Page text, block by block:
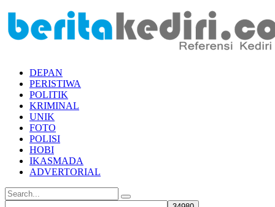
DEPAN
PERISTIWA
POLITIK
KRIMINAL
UNIK
FOTO
POLISI
HOBI
IKASMADA
ADVERTORIAL